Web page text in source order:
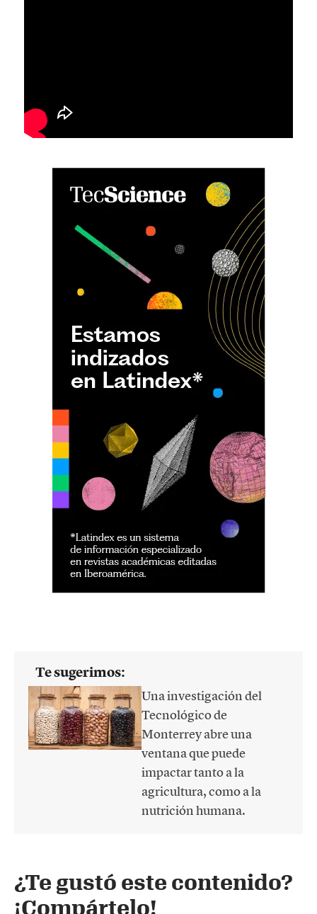
Te sugerimos:
Una investigación del
Tecnológico de
Monterrey abre una
ventana que puede
impactar tanto a la
agricultura, como a la
nutrición humana.
¿Te gustó este contenido?
¡Compártelo!